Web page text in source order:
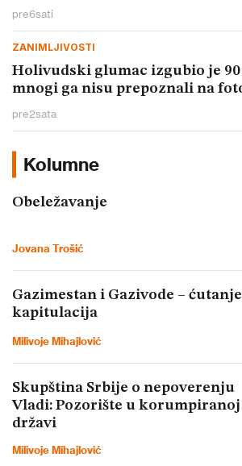
pre6sati
ZANIMLJIVOSTI
Holivudski glumac izgubio je
mnogi ga nisu prepoznali na
pre2sata
Kolumne
Obeležavanje
Jovana Trošić
Gazimestan i Gazivode –
kapitulacija
Milivoje Mihajlović
Skupština Srbije o nepoverenju
Vladi: Pozorište u korumpiranoj
državi
Milivoje Mihajlović